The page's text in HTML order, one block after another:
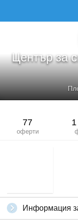
Център за
77
оферти
Информация